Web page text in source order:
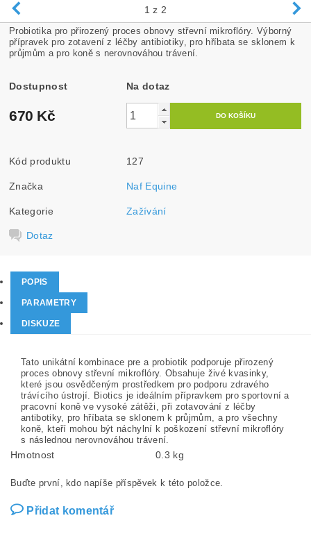
1 z 2
Probiotika pro přirozený proces obnovy střevní mikroflóry. Výborný
přípravek pro zotavení z léčby antibiotiky, pro hříbata se sklonem k
průjmům a pro koně s nerovnováhou trávení.
Dostupnost Na dotaz
670 Kč
Kód produktu 127
Značka Naf Equine
Kategorie Zažívání
Dotaz
POPIS
PARAMETRY
DISKUZE
Tato unikátní kombinace pre a probiotik podporuje přirozený
proces obnovy střevní mikroflóry. Obsahuje živé kvasinky,
které jsou osvědčeným prostředkem pro podporu zdravého
trávícího ústrojí. Biotics je ideálním přípravkem pro sportovní a
pracovní koně ve vysoké zátěži, při zotavování z léčby
antibotiky, pro hříbata se sklonem k průjmům, a pro všechny
koně, kteří mohou být náchylní k poškození střevní mikroflóry
s následnou nerovnováhou trávení.
Hmotnost 0.3 kg
Buďte první, kdo napíše příspěvek k této položce.
Přidat komentář